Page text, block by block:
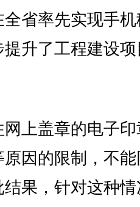
省率先实现手
升了工程建设
上盖章的电子印
因的限制，不
果，针对这种